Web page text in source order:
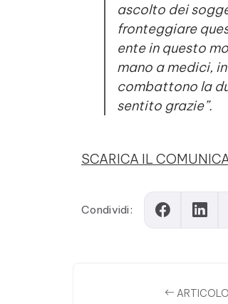
ascolto dei
fronteggiare
ente in questo
mano a medici,
combattono la
sentito grazie”.
SCARICA IL
Condividi: